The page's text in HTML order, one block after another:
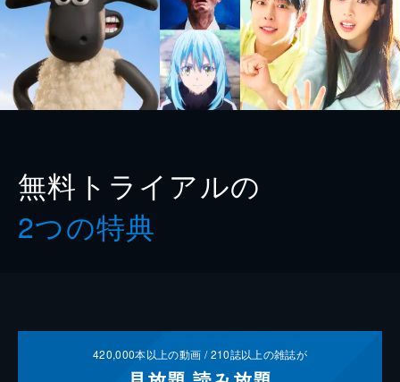
無料トライアルの
2つの特典
420,000本以上の動画 /210誌以上の雑誌が